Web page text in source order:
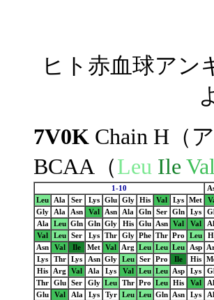
ヒト赤血球アン
7V0K Chain H（
BCAA（Leu Ile
1-10
Leu
Ala Ser Lys Glu Gly His Val Lys Met
Gly
Ala Asn Val Asn Ala Gln Ser Gln Lys
Ala
Leu Gln Gln Gly His Glu Asn Val Val
Val
Leu Ser Lys Thr Gly Phe Thr Pro Leu
Asn
Val Ile Met Val Arg Leu Leu Leu Asp
Lys
Thr Lys Asn Gly Leu Ser Pro Ile His
His
Arg Val Ala Lys Val Leu Leu Asp Lys
Thr
Glu Ser Gly Leu Thr Pro Leu His Val
Glu
Val Ala Lys Tyr Leu Leu Gln Asn Lys